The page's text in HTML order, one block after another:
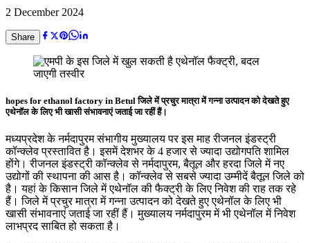
2 December 2024
Share
hopes for ethanol factory in Betul जिले में प्रचुर मात्रा में गन्ना उत्पादन को देखते हुए
एथेनॉल के लिए भी खासी संभावनाएं जताई जा रहीं हैं।
मध्यप्रदेश के नर्मदापुरम संभागीय मुख्यालय पर इस माह रीजनल इंडस्ट्री
कॉन्क्लेव प्रस्तावित है। इसमें देशभर के 4 हजार से ज्यादा उद्योगपति शामिल
होंगे। रीजनल इंडस्ट्री कॉन्क्लेव से नर्मदापुरम, बैतूल और हरदा जिले में नए
उद्योगों की स्थापना की आस है। कॉन्क्लेव से सबसे ज्यादा उम्मीदें बैतूल जिले को
है। यहां के किसान जिले में एथेनॉल की फैक्ट्री के लिए निवेश की राह तक रहे
हैं। जिले में प्रचुर मात्रा में गन्ना उत्पादन को देखते हुए एथेनॉल के लिए भी
खासी संभावनाएं जताई जा रहीं हैं। मुख्यालय नर्मदापुरम में भी एथेनॉल में निवेश
लाभप्रद साबित हो सकता है।